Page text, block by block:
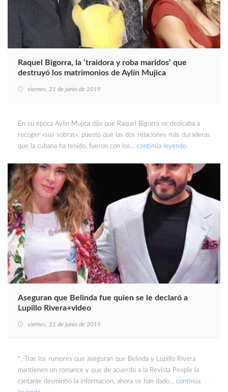
Raquel Bigorra, la ‘traidora y roba maridos’ que
destruyó los matrimonios de Aylín Mujica
viernes, 21 de junio de 2019
En su época Aylin Mujica dijo que Raquel Bigorra se dedicaba a
recoger «sus sobras», puesto que las dos relaciones más duraderas
que la cubana ha tenido, fueron con los… continúa leyendo
Aseguran que Belinda fue quien se le declaró a
Lupillo Rivera+video
viernes, 21 de junio de 2019
*.-Tras los rumores que aseguran que Belinda y Lupillo Rivera
mantienen un romance y que de acuerdo a la Revista People la
cantante desmintió la información, ahora se han dado… continúa